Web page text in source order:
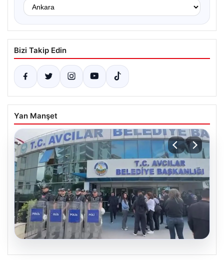
Bizi Takip Edin
Yan Manşet